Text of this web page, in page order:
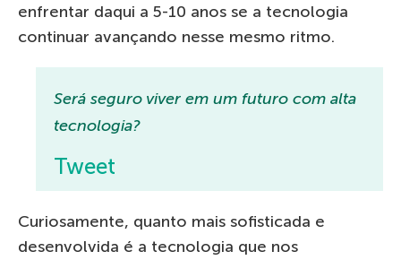
enfrentar daqui a 5-10 anos se a tecnologia
continuar avançando nesse mesmo ritmo.
Será seguro viver em um futuro com alta
tecnologia?
Tweet
Curiosamente, quanto mais sofisticada e
desenvolvida é a tecnologia que nos